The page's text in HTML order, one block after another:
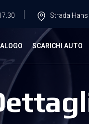
Strada
SCARICHI AUTO